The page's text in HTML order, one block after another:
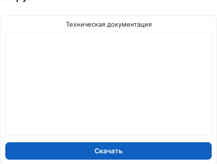
Техническая документация
Скачать